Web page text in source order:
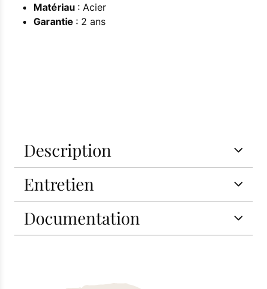
Matériau : Acier
Garantie : 2 ans
Description
Entretien
Documentation